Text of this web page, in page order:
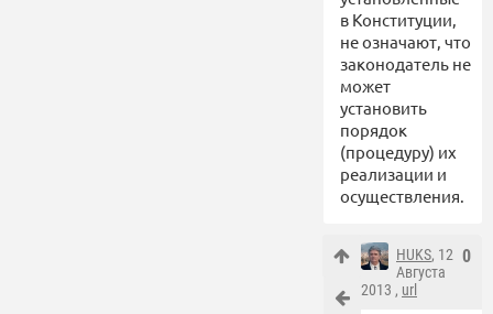
в Конституции,
не означают, что
законодатель не
может
установить
порядок
(процедуру) их
реализации и
осуществления.
0
HUKS, 12
Августа
2013 , url